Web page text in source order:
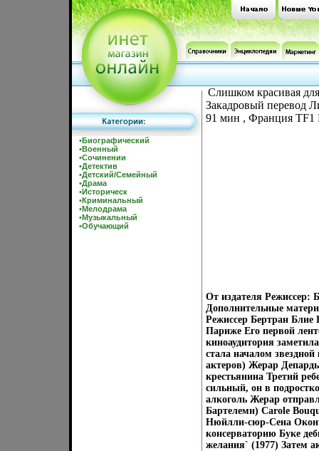
•Биографический
•Военный
•Сочинении
•Детектив
•Детский/Семейный
•Драма
•Историческ
•Криминальный
•Мелодрама
•Музыкальный
•Обучающий
Слишком красивая
Закадровый перевод
91 мин , Франция TF1
От издателя Режиссер:
Дополнительные
Режиссер Бертран Блие
Париже Его первой
киноаудитория
стала началом
актеров) Жерар
крестьянина Третий
сильный, он в
алкоголь Жерар
Бартелеми) Carole
Нюйлли-сюр-Сена
консерваторию Буке
желания` (1977) Затем